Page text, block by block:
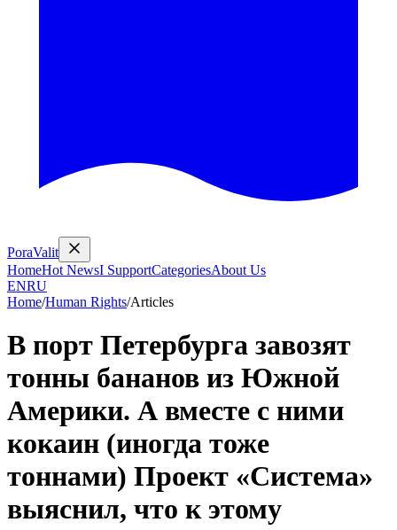
PoraValit
HomeHot NewsI SupportCategoriesAbout Us
ENRU
Home/Human Rights/Articles
В порт Петербурга завозят
тонны бананов из Южной
Америки. А вместе с ними
кокаин (иногда тоже
тоннами) Проект «Система»
выяснил, что к этому